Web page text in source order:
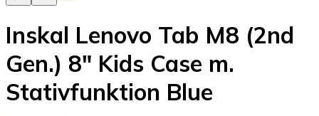
Inskal Lenovo Tab M8 (2nd
Gen.) 8" Kids Case m.
Stativfunktion Blue